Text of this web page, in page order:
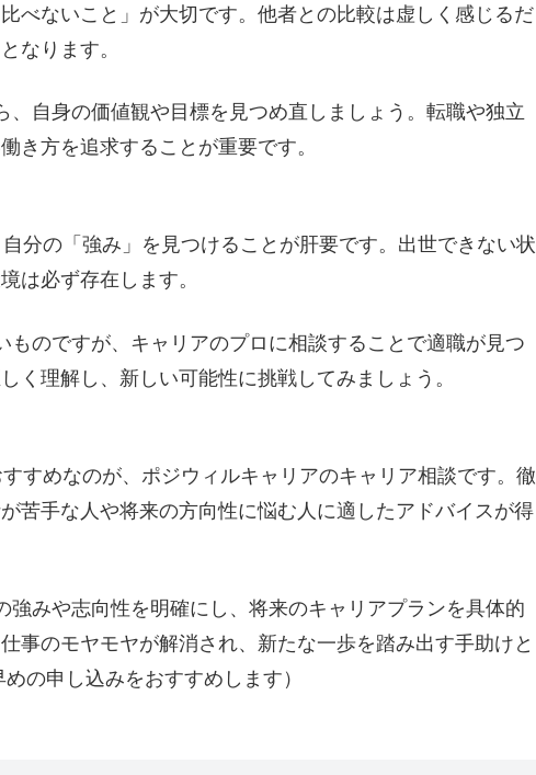
べないこと」が大切です。他者との比較は虚しく感じるだ
なります。
、自身の価値観や目標を見つめ直しましょう。転職や独立
き方を追求することが重要です。
分の「強み」を見つけることが肝要です。出世できない状
は必ず存在します。
ものですが、キャリアのプロに相談することで適職が見つ
く理解し、新しい可能性に挑戦してみましょう。
すめなのが、ポジウィルキャリアのキャリア相談です。徹
苦手な人や将来の方向性に悩む人に適したアドバイスが得
強みや志向性を明確にし、将来のキャリアプランを具体的
事のモヤモヤが解消され、新たな一歩を踏み出す手助けと
の申し込みをおすすめします）